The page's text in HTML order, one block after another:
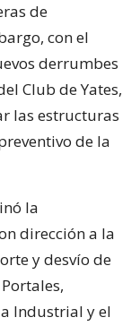
de
con el
derrumbes
Club de Yates,
las estructuras
de la
la
dirección a la
y desvío de
Industrial y el